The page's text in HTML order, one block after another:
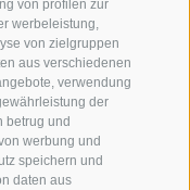
von profilen zur
werbeleistung,
von zielgruppen
aus verschiedenen
verwendung
der
betrug und
werbung und
speichern und
daten aus